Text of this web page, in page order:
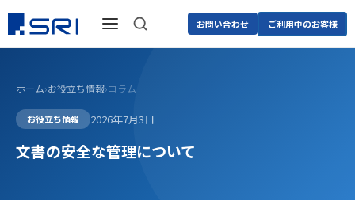
お問い合わせ ご利用中のお客様
ホーム›お役立ち情報›コラム
お役立ち情報 2026年7月3日
文書の安全な管理について